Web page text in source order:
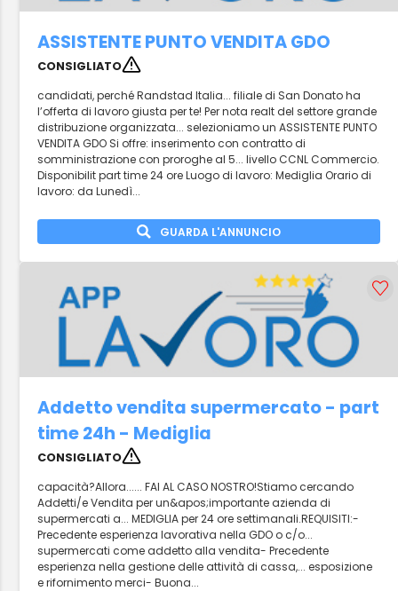
ASSISTENTE PUNTO VENDITA GDO
CONSIGLIATO
candidati, perché Randstad Italia... filiale di San Donato ha
l’offerta di lavoro giusta per te! Per nota realt del settore grande
distribuzione organizzata... selezioniamo un ASSISTENTE PUNTO
VENDITA GDO Si offre: inserimento con contratto di
somministrazione con proroghe al 5... livello CCNL Commercio.
Disponibilit part time 24 ore Luogo di lavoro: Mediglia Orario di
lavoro: da Lunedì...
GUARDA L'ANNUNCIO
Addetto vendita supermercato - part
time 24h - Mediglia
CONSIGLIATO
capacità?Allora...... FAI AL CASO NOSTRO!Stiamo cercando
Addetti/e Vendita per un&apos;importante azienda di
supermercati a... MEDIGLIA per 24 ore settimanali.REQUISITI:-
Precedente esperienza lavorativa nella GDO o c/o...
supermercati come addetto alla vendita- Precedente
esperienza nella gestione delle attività di cassa,... esposizione
e rifornimento merci- Buona...